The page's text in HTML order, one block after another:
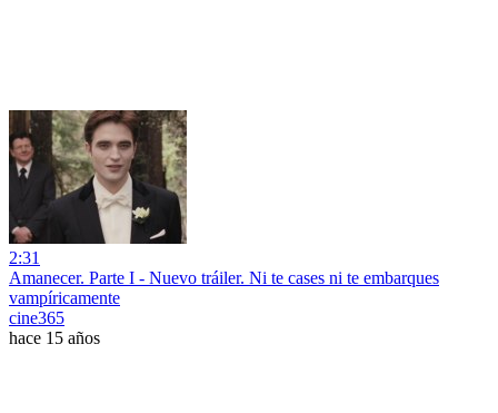
2:31
Amanecer. Parte I - Nuevo tráiler. Ni te cases ni te embarques
vampíricamente
cine365
hace 15 años